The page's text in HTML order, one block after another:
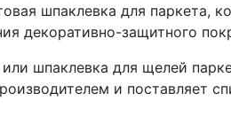
шпаклевка для паркета,
декоративно-защитного
шпаклевка для щелей
и поставляет